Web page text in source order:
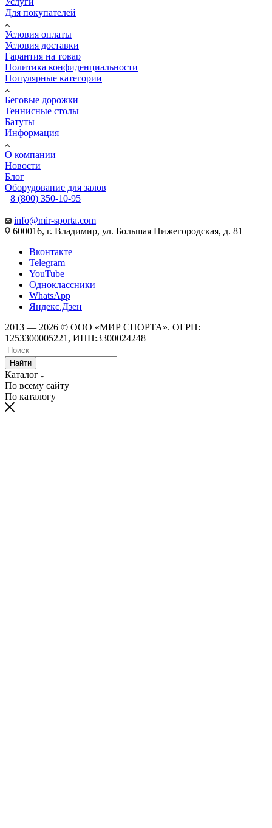
Для покупателей
Условия оплаты
Условия доставки
Гарантия на товар
Политика конфиденциальности
Популярные категории
Беговые дорожки
Теннисные столы
Батуты
Информация
О компании
Новости
Блог
Оборудование для залов
8 (800) 350-10-95
info@mir-sporta.com
600016, г. Владимир, ул. Большая Нижегородская, д. 81
Вконтакте
Telegram
YouTube
Одноклассники
WhatsApp
Яндекс.Дзен
2013 — 2026 © ООО «МИР СПОРТА». ОГРН:
1253300005221, ИНН:3300024248
Найти
Каталог
По всему сайту
По каталогу